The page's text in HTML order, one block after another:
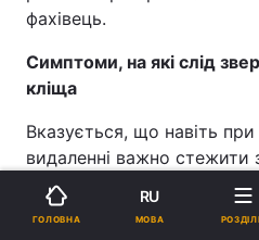
фахівець.
Симптоми, на які слід
кліща
Вказується, що навіть
видаленні важно стежити
протягом кількох
Краще звернутися за
ГОЛОВНА
RU
МОВА